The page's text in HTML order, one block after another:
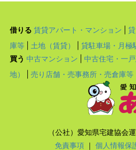
借りる 賃貸アパート・マンション
庫等
土地（賃貸）
貸駐車場・月極
買う 中古マンション 中古住宅・一
地）
売り店舗・売事務所・売倉庫等
（公社）愛知県宅建協会
免責事項 ｜ 個人情報保